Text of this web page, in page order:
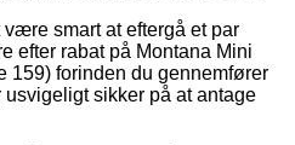
smart at eftergå et par
efter rabat på Montana Mini
159) forinden du gennemfører
sikker på at antage